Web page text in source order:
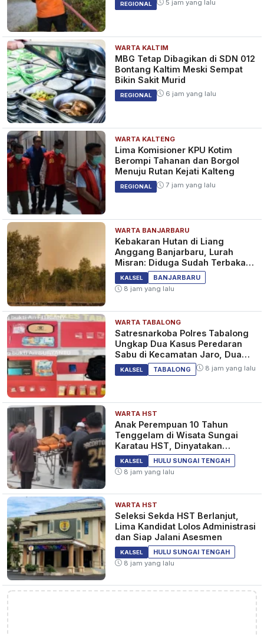
Skuad Timnas Futsal Indonesia
di Piala AFF 2026: Target
Pertahankan Gelar Juara
SPORT 4 bulan yang lalu
RESMI! Kelme Luncurkan
Jersey Baru Timnas Indonesia,
Harga Tembus Rp1,5 Juta
SPORT 4 bulan yang lalu
REGIONAL 5 jam yang lalu
WARTA KALTIM
MBG Tetap Dibagikan di SDN 012
Bontang Kaltim Meski Sempat
Bikin Sakit Murid
REGIONAL 6 jam yang lalu
WARTA KALTENG
Lima Komisioner KPU Kotim
Berompi Tahanan dan Borgol
Menuju Rutan Kejati Kalteng
REGIONAL 7 jam yang lalu
WARTA BANJARBARU
Kebakaran Hutan di Liang
Anggang Banjarbaru, Lurah
Misran: Diduga Sudah Terbakar
Sejak Tadi Malam
KALSEL
BANJARBARU
8 jam yang lalu
WARTA TABALONG
Satresnarkoba Polres Tabalong
Ungkap Dua Kasus Peredaran
Sabu di Kecamatan Jaro, Dua
Pelaku Diamankan
KALSEL TABALONG 8 jam yang lalu
WARTA HST
Anak Perempuan 10 Tahun
Tenggelam di Wisata Sungai
Karatau HST, Dinyatakan
Meninggal Dunia
KALSEL
HULU SUNGAI TENGAH
8 jam yang lalu
WARTA HST
Seleksi Sekda HST Berlanjut,
Lima Kandidat Lolos Administrasi
dan Siap Jalani Asesmen
KALSEL
HULU SUNGAI TENGAH
8 jam yang lalu